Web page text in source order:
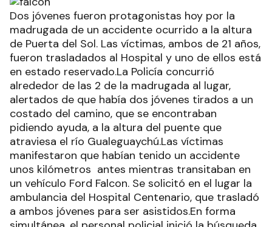
Dos jóvenes fueron protagonistas hoy por la
madrugada de un accidente ocurrido a la altura
de Puerta del Sol. Las víctimas, ambos de 21 años,
fueron trasladados al Hospital y uno de ellos está
en estado reservado.La Policía concurrió
alrededor de las 2 de la madrugada al lugar,
alertados de que había dos jóvenes tirados a un
costado del camino, que se encontraban
pidiendo ayuda, a la altura del puente que
atraviesa el río Gualeguaychú.Las víctimas
manifestaron que habían tenido un accidente
unos kilómetros antes mientras transitaban en
un vehículo Ford Falcon. Se solicitó en el lugar la
ambulancia del Hospital Centenario, que trasladó
a ambos jóvenes para ser asistidos.En forma